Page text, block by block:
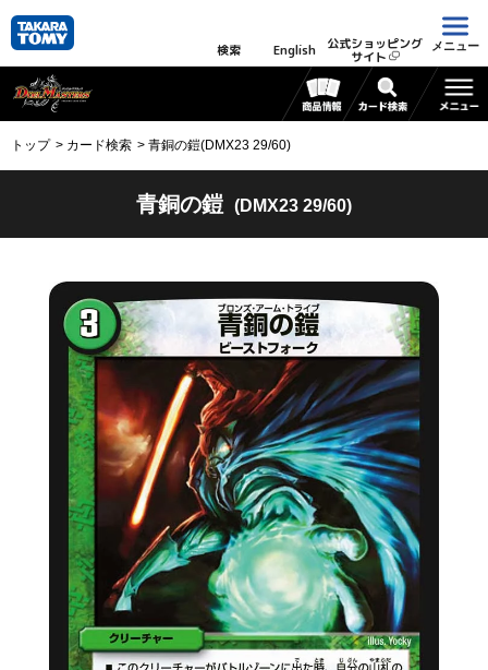
検索 English 公式ショッピング
サイト
メニュー
トップ カード検索 青銅の鎧(DMX23 29/60)
青銅の鎧 (DMX23 29/60)